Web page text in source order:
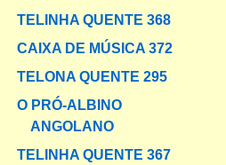
TELINHA QUENTE 368
CAIXA DE MÚSICA 372
TELONA QUENTE 295
O PRÓ-ALBINO
ANGOLANO
TELINHA QUENTE 367